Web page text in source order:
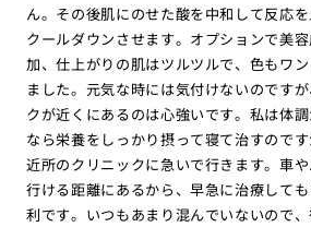
ん。その後肌にのせた酸を中和して反応
クールダウンさせます。オプションで美
加、仕上がりの肌はツルツルで、色もワ
ました。元気な時には気付けないのです
クが近くにあるのは心強いです。私は体
なら栄養をしっかり摂って寝て治すので
近所のクリニックに急いで行きます。車
行ける距離にあるから、早急に治療して
利です。いつもあまり混んでいないので